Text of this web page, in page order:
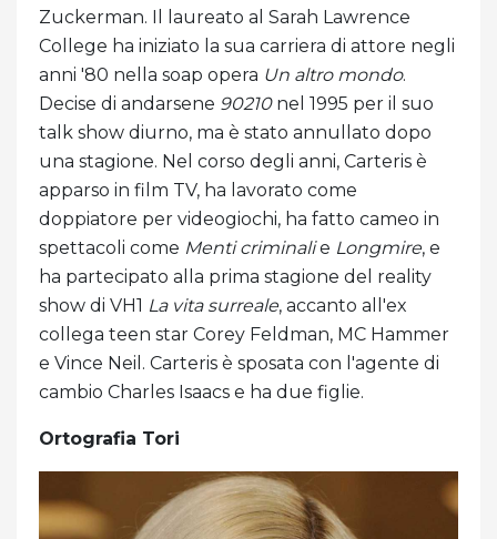
Zuckerman. Il laureato al Sarah Lawrence
College ha iniziato la sua carriera di attore negli
anni '80 nella soap opera Un altro mondo.
Decise di andarsene 90210nel 1995 per il suo
talk show diurno, ma è stato annullato dopo
una stagione. Nel corso degli anni, Carteris è
apparso in film TV, ha lavorato come
doppiatore per videogiochi, ha fatto cameo in
spettacoli come Menti criminalie Longmire, e
ha partecipato alla prima stagione del reality
show di VH1 La vita surreale, accanto all'ex
collega teen star Corey Feldman, MC Hammer
e Vince Neil. Carteris è sposata con l'agente di
cambio Charles Isaacs e ha due figlie.
Ortografia Tori